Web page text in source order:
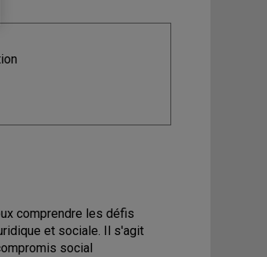
comprendre les défis
et sociale. Il s'agit
social